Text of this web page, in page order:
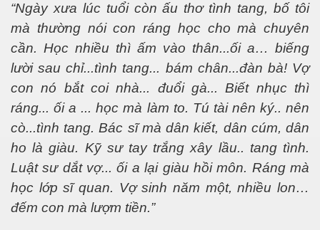
“Ngày xưa lúc tuổi còn ấu thơ tình tang, bố tôi
mà thường nói con ráng học cho mà chuyên
cần. Học nhiều thì ấm vào thân...ối a… biếng
lười sau chỉ...tình tang... bám chân...đàn bà! Vợ
con nó bắt coi nhà... đuổi gà... Biết nhục thì
ráng... ối a ... học mà làm to. Tú tài nên ký.. nên
cò...tình tang. Bác sĩ mà dân kiết, dân cúm, dân
ho là giàu. Kỹsư tay trắng xây lầu.. tang tình.
Luật sư dắt vợ... ối a lại giàu hồi môn. Ráng mà
học lớp sĩ quan. Vợ sinh năm một, nhiều lon…
đếm con mà lượm tiền.”